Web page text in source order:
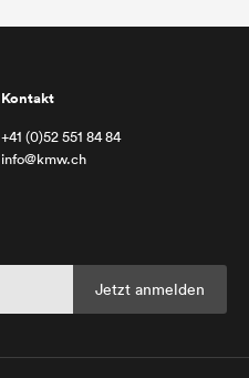
Kontakt
+41 (0)52 551 84 84
info@kmw.ch